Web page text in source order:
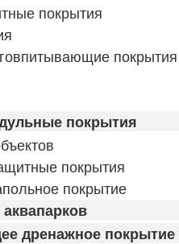
покрытия
покрытия
покрытия
покрытия
покрытие
дренажное покрытие